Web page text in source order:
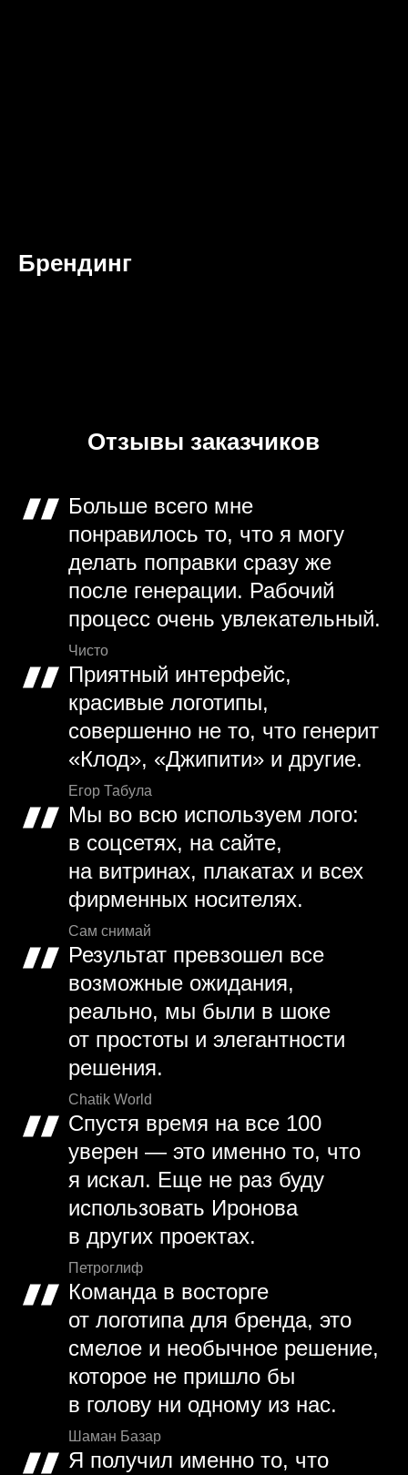
Брендинг
Отзывы заказчиков
Больше всего мне
понравилось то, что я могу
делать поправки сразу же
после генерации. Рабочий
процесс очень увлекательный.
Чисто
Приятный интерфейс,
красивые логотипы,
совершенно не то, что генерит
«Клод», «Джипити» и другие.
Егор Табула
Мы во всю используем лого:
в соцсетях, на сайте,
на витринах, плакатах и всех
фирменных носителях.
Сам снимай
Результат превзошел все
возможные ожидания,
реально, мы были в шоке
от простоты и элегантности
решения.
Chatik World
Спустя время на все 100
уверен — это именно то, что
я искал. Еще не раз буду
использовать Иронова
в других проектах.
Петроглиф
Команда в восторге
от логотипа для бренда, это
смелое и необычное решение,
которое не пришло бы
в голову ни одному из нас.
Шаман Базар
Я получил именно то, что